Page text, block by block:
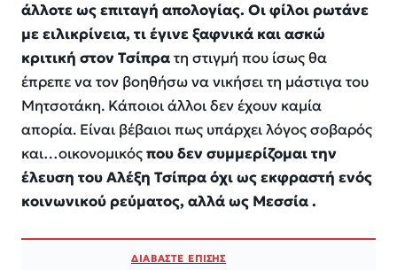
άλλοτε ως επιταγή απολογίας. Οι φίλοι ρωτάνε
με ειλικρίνεια, τι έγινε ξαφνικά και ασκώ
κριτική στον Τσίπρατη στιγμή που ίσως θα
έπρεπε να τον βοηθήσω να νικήσει τη μάστιγα του
Μητσοτάκη. Κάποιοι άλλοι δεν έχουν καμία
απορία. Είναι βέβαιοι πως υπάρχει λόγος σοβαρός
και…οικονομικόςπου δεν συμμερίζομαι την
έλευση του Αλέξη Τσίπρα όχι ως εκφραστή ενός
κοινωνικού ρεύματος, αλλά ως Μεσσία .
ΔΙΑΒΑΣΤΕ ΕΠΙΣΗΣ